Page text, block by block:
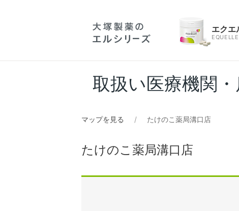
エクエ
EQUELLE
取扱い医療機関
マップを見る たけのこ薬局溝口店
たけのこ薬局溝口店